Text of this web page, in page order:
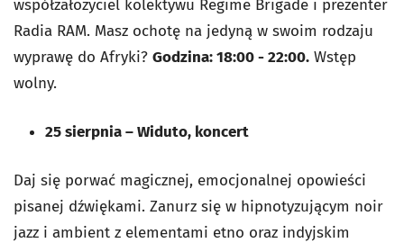
współzałożyciel kolektywu Regime Brigade i prezenter
Radia RAM. Masz ochotę na jedyną w swoim rodzaju
wyprawę do Afryki? Godzina: 18:00 - 22:00. Wstęp
wolny.
25 sierpnia – Widuto, koncert
Daj się porwać magicznej, emocjonalnej opowieści
pisanej dźwiękami. Zanurz się w hipnotyzującym noir
jazz i ambient z elementami etno oraz indyjskim